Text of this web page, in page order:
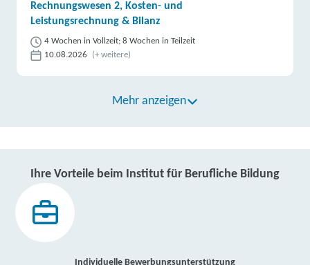
Rechnungswesen 2, Kosten- und
Leistungsrechnung & Bilanz
4 Wochen in Vollzeit; 8 Wochen in Teilzeit
10.08.2026
(+ weitere)
Mehr anzeigen
Ihre Vorteile beim Institut für Berufliche Bildung
Individuelle Bewerbungsunterstützung